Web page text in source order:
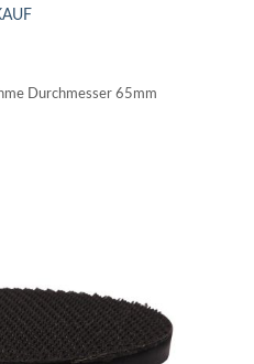
Durchmesser 65mm